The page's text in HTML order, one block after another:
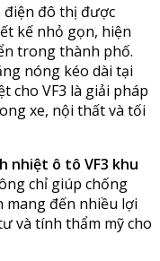
điện đô thị được
kế nhỏ gọn, hiện
trong thành phố.
nóng kéo dài tại
cho VF3 là giải pháp
xe, nội thất và tối
nhiệt ô tô VF3 khu
chỉ giúp chống
mang đến nhiều lợi
và tính thẩm mỹ cho